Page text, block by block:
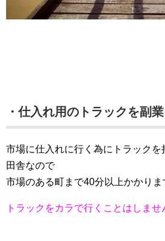
・仕入れ用のトラックを副
市場に仕入れに行く為にトラックを
田舎なので
市場のある町まで40分以上かかりま
トラックをカラで行くことはしませ